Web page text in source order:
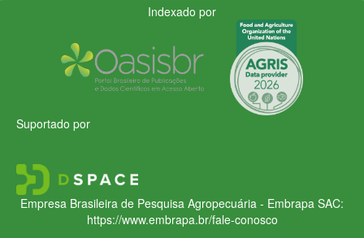
Indexado por
Suportado por
Empresa Brasileira de Pesquisa Agropecuária - Embrapa SAC:
https://www.embrapa.br/fale-conosco